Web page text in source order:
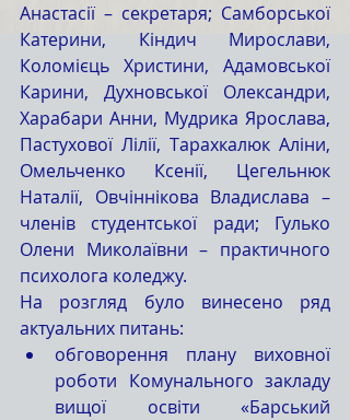
Анастасії – секретаря; Самборської
Катерини, Кіндич Мирослави,
Коломієць Христини, Адамовської
Карини, Духновської Олександри,
Харабари Анни, Мудрика Ярослава,
Пастухової Лілії, Тарахкалюк Аліни,
Омельченко Ксенії, Цегельнюк
Наталії, Овчіннікова Владислава –
членів студентської ради; Гулько
Олени Миколаївни – практичного
психолога коледжу.
На розгляд було винесено ряд
актуальних питань:
обговорення плану виховної
роботи Комунального закладу
вищої освіти «Барський